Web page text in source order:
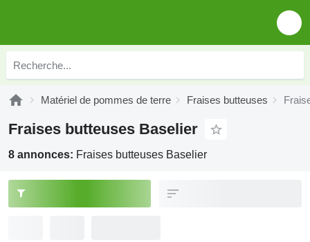
Matériel de pommes de terre Fraises butteuses
Fraises butteuses Baselier
8 annonces: Fraises butteuses Baselier